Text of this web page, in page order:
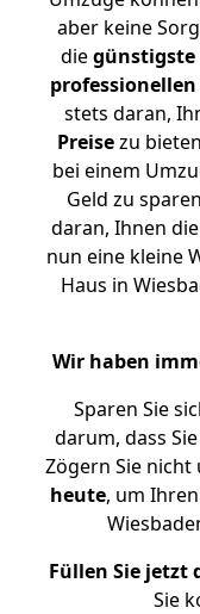
aber keine
diegünstigste
stets daran,
Preisezu
bei einem
Geld zu
daran, Ihnen
nun eine kleine
Haus in
Wir haben
Sparen Sie
darum, dass
Zögern Sie nicht
heute, um
Füllen Sie jetzt
Sie